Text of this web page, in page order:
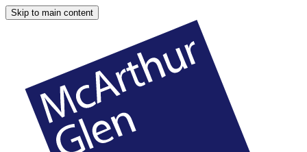
Skip to main content